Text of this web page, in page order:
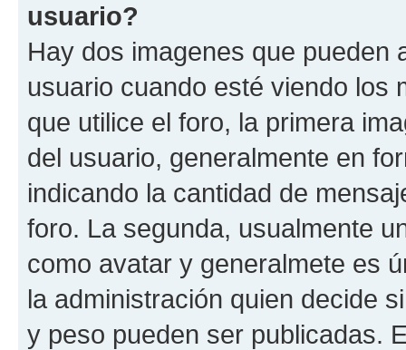
usuario?
Hay dos imagenes que pueden
usuario cuando esté viendo los
que utilice el foro, la primera
del usuario, generalmente en
indicando la cantidad de
foro. La segunda, usualmente
como avatar y generalmete es
la administración quien decide
y peso pueden ser publicadas.